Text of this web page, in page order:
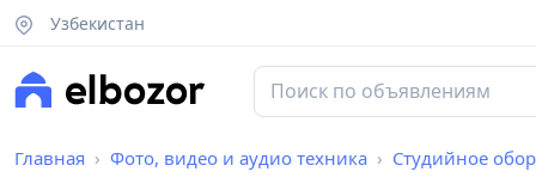
Узбекистан
Главная Фото, видео и аудио техника Студийное